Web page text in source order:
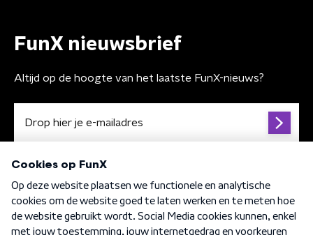
FunX nieuwsbrief
Altijd op de hoogte van het laatste FunX-nieuws?
Algemene voorwaarden Privacybeleid